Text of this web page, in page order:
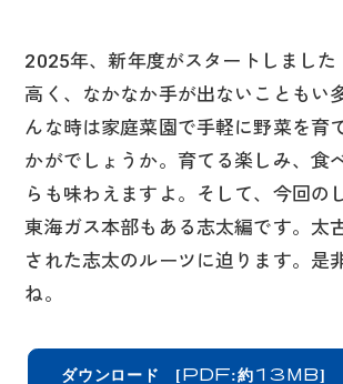
2025年、新年度がスタートしました
高く、なかなか手が出ないこともい
んな時は家庭菜園で手軽に野菜を育
かがでしょうか。育てる楽しみ、食
らも味わえますよ。そして、今回の
東海ガス本部もある志太編です。太
された志太のルーツに迫ります。是
ね。
ダウンロード [PDF:約13MB]